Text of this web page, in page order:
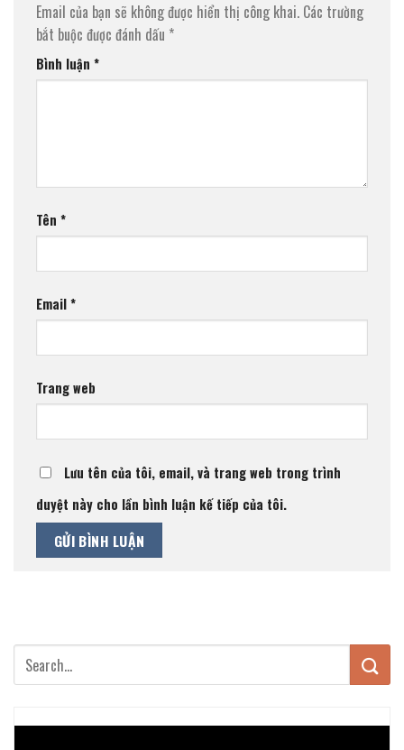
Email của bạn sẽ không được hiển thị công khai. Các trường
bắt buộc được đánh dấu *
Bình luận *
Tên *
Email*
Trang web
Lưu tên của tôi, email, và trang web trong trình
duyệt này cho lần bình luận kế tiếp của tôi.